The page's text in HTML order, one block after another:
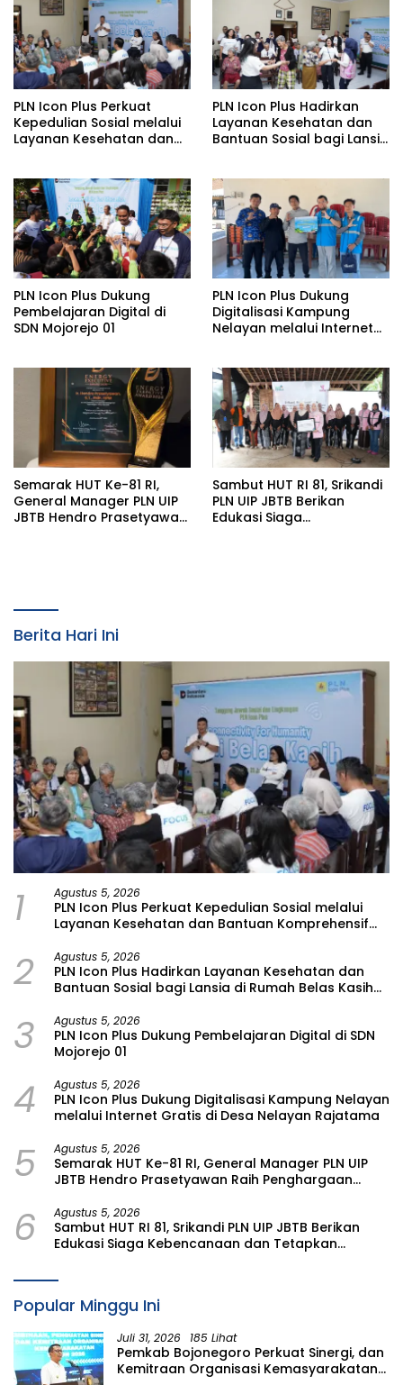
PLN Icon Plus Perkuat
Kepedulian Sosial melalui
Layanan Kesehatan dan
PLN Icon Plus Hadirkan
Layanan Kesehatan dan
Bantuan Sosial bagi Lansia
PLN Icon Plus Dukung
Pembelajaran Digital di
SDN Mojorejo 01
PLN Icon Plus Dukung
Digitalisasi Kampung
Nelayan melalui Internet
Semarak HUT Ke-81 RI,
General Manager PLN UIP
JBTB Hendro Prasetyawan
Sambut HUT RI 81, Srikandi
PLN UIP JBTB Berikan
Edukasi Siaga
Berita Hari Ini
1 Agustus 5, 2026
PLN Icon Plus Perkuat Kepedulian Sosial melalui
Layanan Kesehatan dan Bantuan Komprehensif
2 Agustus 5, 2026
PLN Icon Plus Hadirkan Layanan Kesehatan dan
Bantuan Sosial bagi Lansia di Rumah Belas Kasih
3 Agustus 5, 2026
PLN Icon Plus Dukung Pembelajaran Digital di SDN
Mojorejo 01
4 Agustus 5, 2026
PLN Icon Plus Dukung Digitalisasi Kampung Nelayan
melalui Internet Gratis di Desa Nelayan Rajatama
5 Agustus 5, 2026
Semarak HUT Ke-81 RI, General Manager PLN UIP
JBTB Hendro Prasetyawan Raih Penghargaan
6 Agustus 5, 2026
Sambut HUT RI 81, Srikandi PLN UIP JBTB Berikan
Edukasi Siaga Kebencanaan dan Tetapkan
Kampung Aren Simacan Banyuwangi
Popular Minggu Ini
Juli 31, 2026 185 Lihat
Pemkab Bojonegoro Perkuat Sinergi, dan
Kemitraan Organisasi Kemasyarakatan